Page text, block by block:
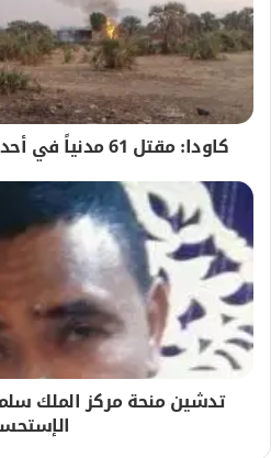
كاودا: مقتل 61 مدنياً في أحداث عنف بجنوب كردفان
تدشين منحة مركز الملك